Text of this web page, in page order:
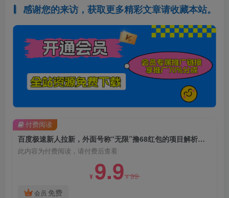
感谢您的来访，获取更多精彩文章请收藏本站。
百度极速新人拉新，外面号称“无限”撸68红包的项目解析【详细视频教程+文字步骤】
此内容为付费阅读，请付费后查看
¥ 9.9¥99
会员 免费
付费阅读